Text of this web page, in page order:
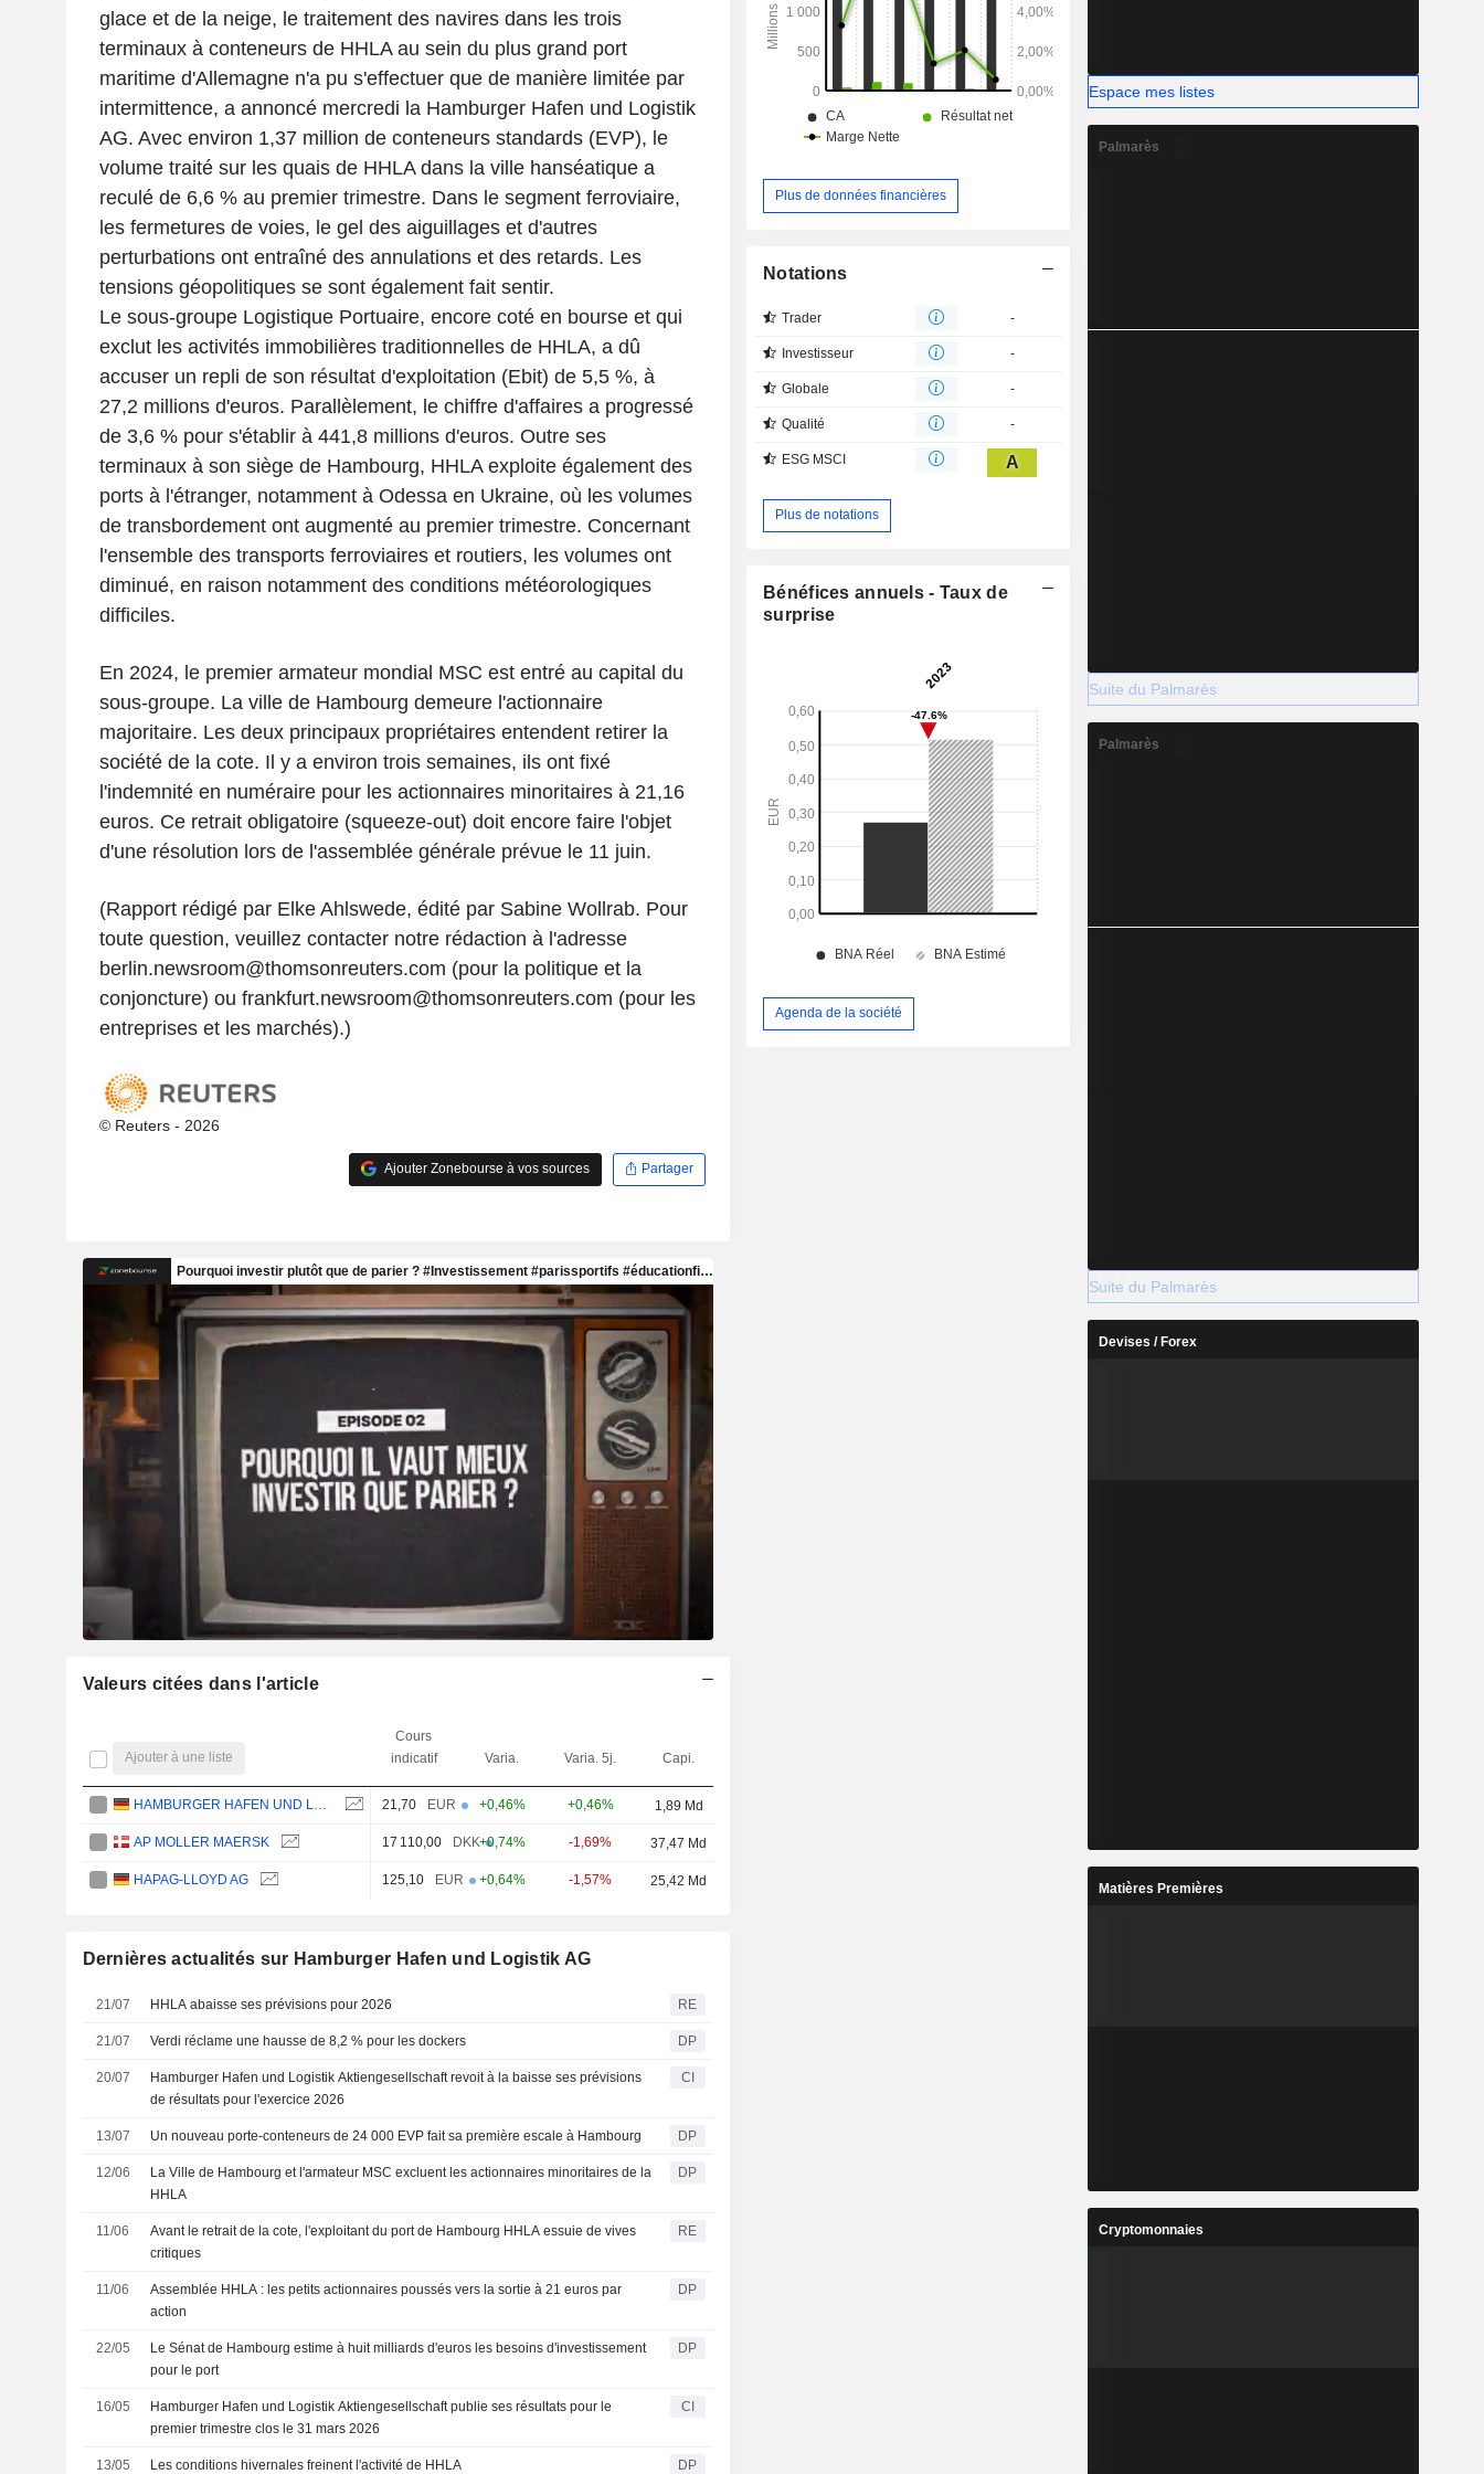
glace et de la neige, le traitement des navires dans les trois
terminaux à conteneurs de HHLA au sein du plus grand port
maritime d'Allemagne n'a pu s'effectuer que de manière limitée par
intermittence, a annoncé mercredi la Hamburger Hafen und Logistik
AG. Avec environ 1,37 million de conteneurs standards (EVP), le
volume traité sur les quais de HHLA dans la ville hanséatique a
reculé de 6,6 % au premier trimestre. Dans le segment ferroviaire,
les fermetures de voies, le gel des aiguillages et d'autres
perturbations ont entraîné des annulations et des retards. Les
tensions géopolitiques se sont également fait sentir.
Le sous-groupe Logistique Portuaire, encore coté en bourse et qui
exclut les activités immobilières traditionnelles de HHLA, a dû
accuser un repli de son résultat d'exploitation (Ebit) de 5,5 %, à
27,2 millions d'euros. Parallèlement, le chiffre d'affaires a progressé
de 3,6 % pour s'établir à 441,8 millions d'euros. Outre ses
terminaux à son siège de Hambourg, HHLA exploite également des
ports à l'étranger, notamment à Odessa en Ukraine, où les volumes
de transbordement ont augmenté au premier trimestre. Concernant
l'ensemble des transports ferroviaires et routiers, les volumes ont
diminué, en raison notamment des conditions météorologiques
difficiles.
En 2024, le premier armateur mondial MSC est entré au capital du
sous-groupe. La ville de Hambourg demeure l'actionnaire
majoritaire. Les deux principaux propriétaires entendent retirer la
société de la cote. Il y a environ trois semaines, ils ont fixé
l'indemnité en numéraire pour les actionnaires minoritaires à 21,16
euros. Ce retrait obligatoire (squeeze-out) doit encore faire l'objet
d'une résolution lors de l'assemblée générale prévue le 11 juin.
(Rapport rédigé par Elke Ahlswede, édité par Sabine Wollrab. Pour
toute question, veuillez contacter notre rédaction à l'adresse
berlin.newsroom@thomsonreuters.com (pour la politique et la
conjoncture) ou frankfurt.newsroom@thomsonreuters.com (pour les
entreprises et les marchés).)
© Reuters - 2026
Ajouter Zonebourse à vos sources Partager
Valeurs citées dans l'article
Ajouter à une liste
Cours
indicatif
Varia. Varia. 5j. Capi.
21,70 EUR +0,46% +0,46% 1,89 Md
AP MOLLER MAERSK 17 110,00 DKK+0,74% -1,69% 37,47 Md
HAPAG-LLOYD AG 125,10 EUR +0,64% -1,57% 25,42 Md
Dernières actualités sur Hamburger Hafen und Logistik AG
21/07 HHLA abaisse ses prévisions pour 2026 RE
21/07 Verdi réclame une hausse de 8,2 % pour les dockers DP
20/07
Hamburger Hafen und Logistik Aktiengesellschaft revoit à la baisse ses prévisions
de résultats pour l'exercice 2026
CI
13/07 Un nouveau porte-conteneurs de 24 000 EVP fait sa première escale à Hambourg DP
12/06
La Ville de Hambourg et l'armateur MSC excluent les actionnaires minoritaires de la
HHLA
DP
11/06
Avant le retrait de la cote, l'exploitant du port de Hambourg HHLA essuie de vives
critiques
RE
11/06
Assemblée HHLA : les petits actionnaires poussés vers la sortie à 21 euros par
action
DP
22/05
Le Sénat de Hambourg estime à huit milliards d'euros les besoins d'investissement
pour le port
DP
16/05
Hamburger Hafen und Logistik Aktiengesellschaft publie ses résultats pour le
premier trimestre clos le 31 mars 2026
CI
13/05 Les conditions hivernales freinent l'activité de HHLA DP
Plus de données financières
Notations
Trader -
Investisseur -
Globale -
Qualité -
ESG MSCI A
Plus de notations
Bénéfices annuels - Taux de
surprise
Agenda de la société
Espace mes listes
Palmarès
Suite du Palmarès
Palmarès
Suite du Palmarès
Devises / Forex
Matières Premières
Cryptomonnaies